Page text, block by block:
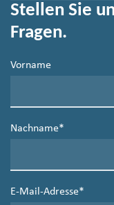
Stellen Sie
Fragen.
Vorname
Nachname*
E-Mail-Adresse*